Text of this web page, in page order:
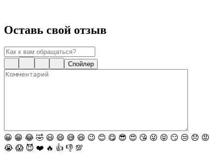
Оставь свой отзыв
Спойлер
😀 😁 😂 🤣 😃 😄 😅 😆 😉 😊 😋 😎 😍 😘 😜 😝 😏 😒 😞 😡
😭 😱 😈 ❤️ 🔥 👍 👎 💯